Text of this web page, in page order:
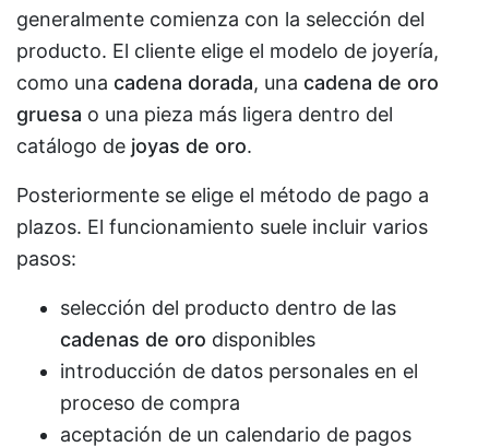
generalmente comienza con la selección del
producto. El cliente elige el modelo de joyería,
como una cadena dorada, una cadena de oro
gruesa o una pieza más ligera dentro del
catálogo de joyas de oro.
Posteriormente se elige el método de pago a
plazos. El funcionamiento suele incluir varios
pasos:
selección del producto dentro de las
cadenas de oro disponibles
introducción de datos personales en el
proceso de compra
aceptación de un calendario de pagos